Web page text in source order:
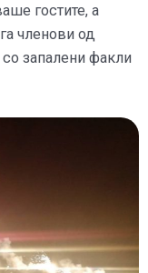
гостите, а
членови од
со запалени факли